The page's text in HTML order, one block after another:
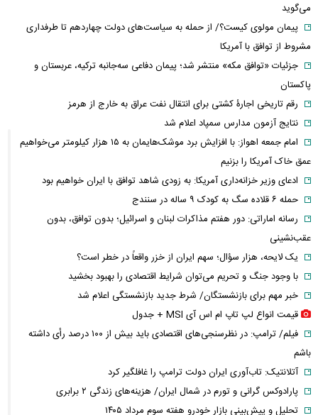
می‌گوید
پیمان مولوی کیست؟/ از حمله به سیاست‌های دولت چهاردهم تا طرفداری
مشروط از توافق با آمریکا
جزئیات «توافق مکه» منتشر شد؛ پیمان دفاعی سه‌جانبه ترکیه، عربستان و
پاکستان
رقم تاریخی اجارۀ کشتی برای انتقال نفت عراق به خارج از هرمز
نتایج آزمون مدارس سمپاد اعلام شد
امام‌ جمعه اهواز: با افزایش برد موشک‌هایمان به ۱۵ هزار کیلومتر می‌خواهیم
عمق خاک آمریکا را بزنیم
ادعای وزیر خزانه‌داری آمریکا: به زودی شاهد توافق با ایران خواهیم بود
حمله ۶ قلاده سگ به کودک ۹ ساله در سنندج
رسانه اماراتی: دور هفتم مذاکرات لبنان و اسرائیل؛ بدون توافق، بدون
عقب‌نشینی
یک لایحه، هزار سؤال؛ سهم ایران از خزر واقعاً در خطر است؟
با وجود جنگ و تحریم می‌توان شرایط اقتصادی را بهبود بخشید
خبر مهم برای بازنشستگان/ شرط جدید بازنشستگی اعلام شد
قیمت انواع لپ تاپ ام اس آی MSI + جدول
فیلم/ ترامپ: در نظرسنجی‌های اقتصادی باید بیش از ۱۰۰ درصد رأی داشته
باشم
آتلانتیک: تاب‌آوری ایران دولت ترامپ را غافلگیر کرد
پارادوکس گرانی و تورم در شمال ایران/ هزینه‌های زندگی ۲ برابری
تحلیل و پیش‌بینی بازار خودرو هفته سوم مرداد ۱۴۰۵